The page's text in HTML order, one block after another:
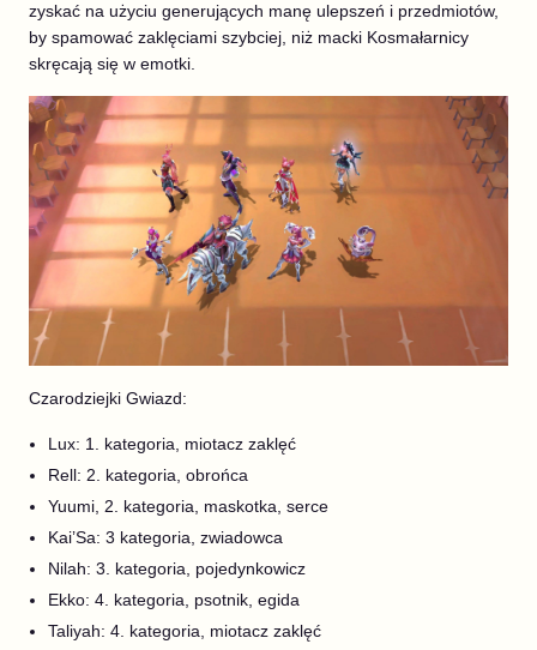
zyskać na użyciu generujących manę ulepszeń i przedmiotów,
by spamować zaklęciami szybciej, niż macki Kosmałarnicy
skręcają się w emotki.
Czarodziejki Gwiazd:
Lux: 1. kategoria, miotacz zaklęć
Rell: 2. kategoria, obrońca
Yuumi, 2. kategoria, maskotka, serce
Kai’Sa: 3 kategoria, zwiadowca
Nilah: 3. kategoria, pojedynkowicz
Ekko: 4. kategoria, psotnik, egida
Taliyah: 4. kategoria, miotacz zaklęć